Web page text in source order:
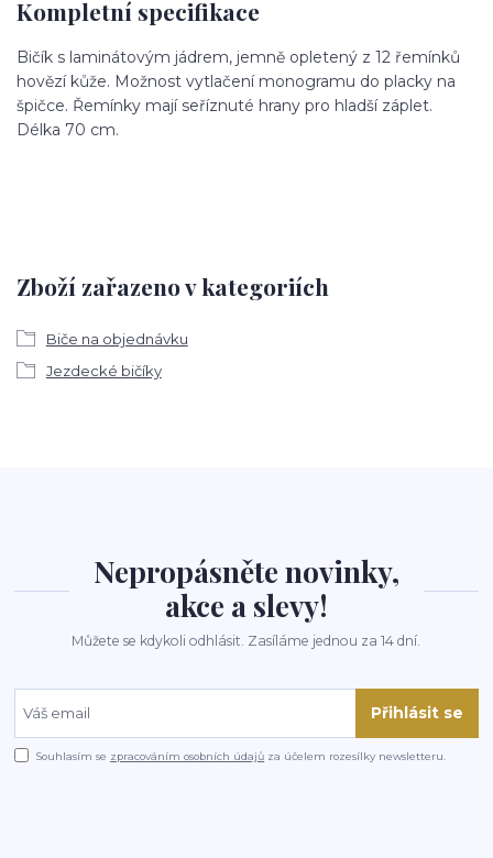
Kompletní specifikace
Bičík s laminátovým jádrem, jemně opletený z 12 řemínků
hovězí kůže. Možnost vytlačení monogramu do placky na
špičce. Řemínky mají seříznuté hrany pro hladší záplet.
Délka 70 cm.
Zboží zařazeno v kategoriích
Biče na objednávku
Jezdecké bičíky
Nepropásněte novinky,
akce a slevy!
Můžete se kdykoli odhlásit. Zasíláme jednou za 14 dní.
Přihlásit se
Souhlasím se zpracováním osobních údajů za účelem rozesílky newsletteru.